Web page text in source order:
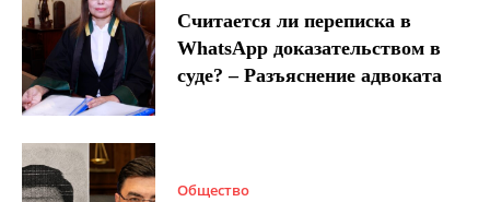
Считается ли переписка в
WhatsApp доказательством в
суде? – Разъяснение адвоката
Общество